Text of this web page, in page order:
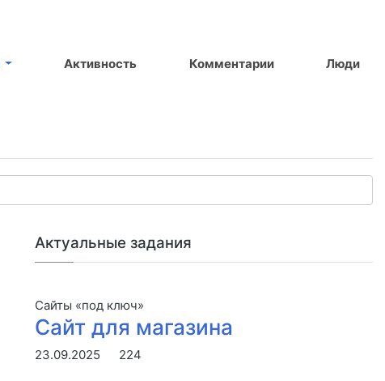
Активность Комментарии Люди
Актуальные задания
Сайты «под ключ»
Сайт для магазина
23.09.2025 224